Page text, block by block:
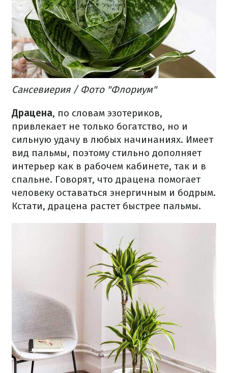
Сансевиерия / Фото "Флориум"
Драцена, по словам эзотериков,
привлекает не только богатство, но и
сильную удачу в любых начинаниях. Имеет
вид пальмы, поэтому стильно дополняет
интерьер как в рабочем кабинете, так и в
спальне. Говорят, что драцена помогает
человеку оставаться энергичным и бодрым.
Кстати, драцена растет быстрее пальмы.